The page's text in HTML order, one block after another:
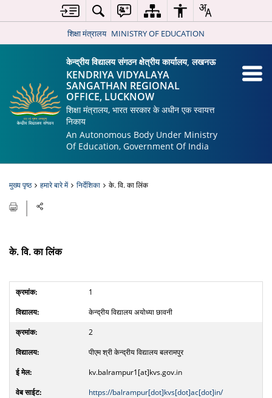
शिक्षा मंत्रालय MINISTRY OF EDUCATION
केन्द्रीय विद्यालय संगठन क्षेत्रीय कार्यालय, लखनऊ
KENDRIYA VIDYALAYA
SANGATHAN REGIONAL
OFFICE, LUCKNOW
शिक्षा मंत्रालय, भारत सरकार के अधीन एक स्वायत्त
निकाय
An Autonomous Body Under Ministry
Of Education, Government Of India
मुख्य पृष्ठ हमारे बारे में निर्देशिका के. वि. का लिंक
के. वि. का लिंक
1
केन्द्रीय विद्यालय अयोध्या छावनी
2
पीएम श्री केन्द्रीय विद्यालय बलरामपुर
kv.balrampur1[at]kvs.gov.in
https://balrampur[dot]kvs[dot]ac[dot]in/